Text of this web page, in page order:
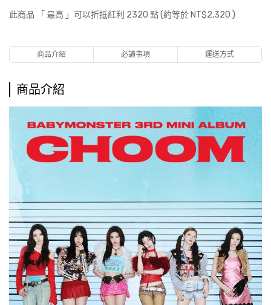
此商品 「 最高 」可以折抵紅利 2320 點 (約等於 NT$2,320 )
商品介紹 必讀事項 運送方式
商品介紹